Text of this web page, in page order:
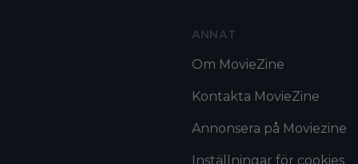
ANNAT
Om MovieZine
Kontakta MovieZine
Annonsera på Moviezine
Inställningar för cookies